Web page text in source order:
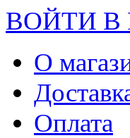
ВОЙТИ В
О
Оплата